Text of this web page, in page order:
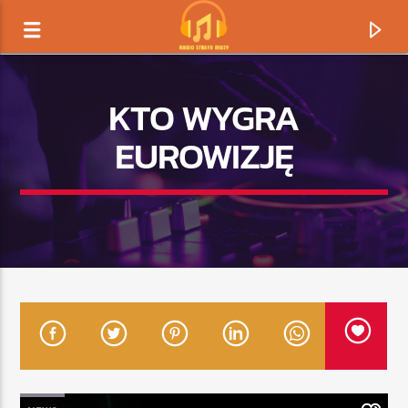
TERAZ GRAMY
TYTUŁ
ARTYSTA
KTO WYGRA
EUROWIZJĘ